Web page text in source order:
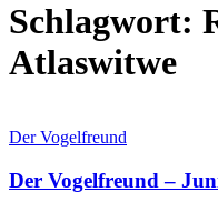
Schlagwort:
Atlaswitwe
Der Vogelfreund
Der Vogelfreund –